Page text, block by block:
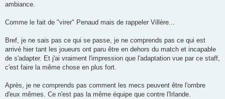
ambiance.
Comme le fait de "virer" Penaud mais de rappeler Villère...
Bref, je ne sais pas ce qui se passe, je ne comprends pas ce qui est
arrivé hier tant les joueurs ont paru être en dehors du match et incapable
de s'adapter. Et j'ai vraiment l'impression que l'adaptation vue par ce staff,
c'est faire la même chose en plus fort.
Après, je ne comprends pas comment les mecs peuvent être l'ombre
d'eux mêmes. Ce n'est pas la même équipe que contre l'Irlande.